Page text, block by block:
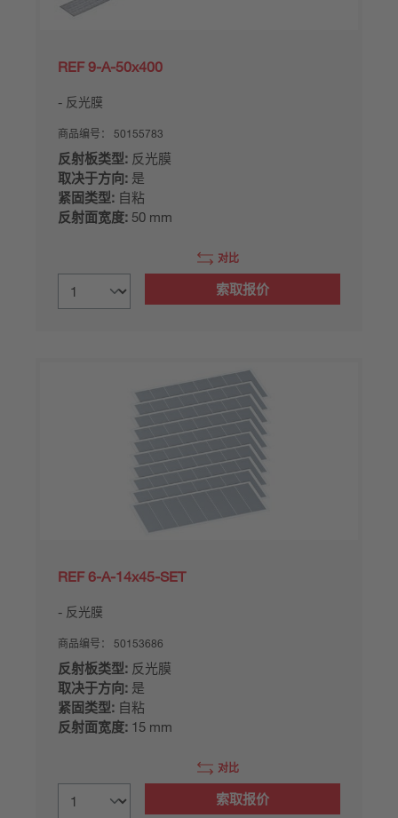
REF 9-A-50x400
反光膜
商品编号： 50155783
反射板类型: 反光膜
取决于方向: 是
紧固类型: 自粘
反射面宽度: 50 mm
对比
索取报价
REF 6-A-14x45-SET
反光膜
商品编号： 50153686
反射板类型: 反光膜
取决于方向: 是
紧固类型: 自粘
反射面宽度: 15 mm
对比
索取报价